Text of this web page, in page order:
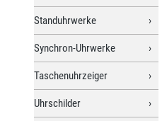
Standuhrwerke
Synchron-Uhrwerke
Taschenuhrzeiger
Uhrschilder